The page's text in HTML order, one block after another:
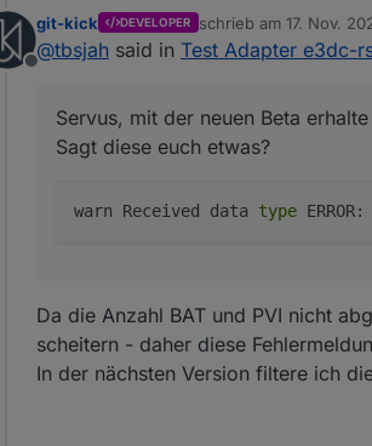
Offline
git-kick DEVELOPER schrieb am 17. Nov.
zuletzt editiert von
@tbsjah said in Test Adapter e3dc-
Servus, mit der neuen Beta
Sagt diese euch etwas?
warn Received data type
Da die Anzahl BAT und PVI nicht
scheitern - daher diese
In der nächsten Version filtere ich